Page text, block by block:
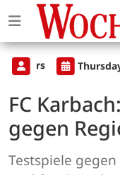
rs
FC
gegen
Testspiele